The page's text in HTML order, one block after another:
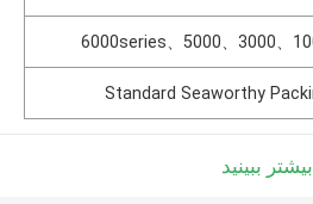
1000、3000、
Standard Seaworthy
بیشتر ببینید